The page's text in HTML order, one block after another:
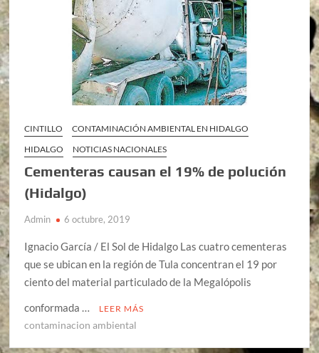
CINTILLO
CONTAMINACIÓN AMBIENTAL EN HIDALGO
HIDALGO
NOTICIAS NACIONALES
Cementeras causan el 19% de polución
(Hidalgo)
Admin 6 octubre, 2019
Ignacio García / El Sol de Hidalgo Las cuatro cementeras
que se ubican en la región de Tula concentran el 19 por
ciento del material particulado de la Megalópolis
conformada …
LEER MÁS
contaminacion ambiental